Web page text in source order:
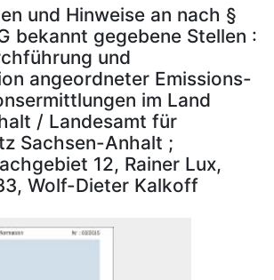
und Hinweise an nach §
bekannt gegebene Stellen :
und
angeordneter Emissions-
im Land
/ Landesamt für
Sachsen-Anhalt ;
12, Rainer Lux,
Wolf-Dieter Kalkoff